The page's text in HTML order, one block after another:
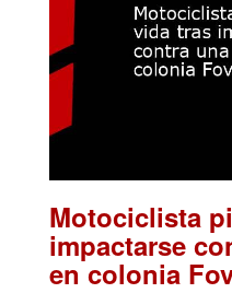
Motociclista
impactarse
en colonia